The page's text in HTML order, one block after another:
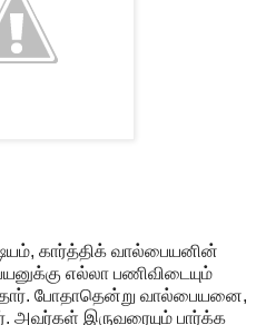
கார்த்திக் வால்பையனின்
எல்லா பணிவிடையும்
போதாதென்று வால்பையனை,
அவர்கள் இருவரையும் பார்க்க